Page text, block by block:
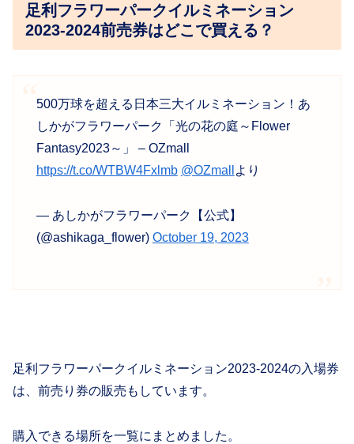
足利フラワーパークイルミネーション
2023-2024前売券はどこで買える？
500万球を超える日本三大イルミネーション！あ
しかがフラワーパーク「光の花の庭～Flower
Fantasy2023～」 – OZmall
https://t.co/WTBW4Fxlmb @OZmall より
— あしかがフラワーパーク【公式】
(@ashikaga_flower) October 19, 2023
足利フラワーパークイルミネーション2023-2024の入場券
は、前売り券の販売もしています。
購入できる場所を一覧にまとめました。